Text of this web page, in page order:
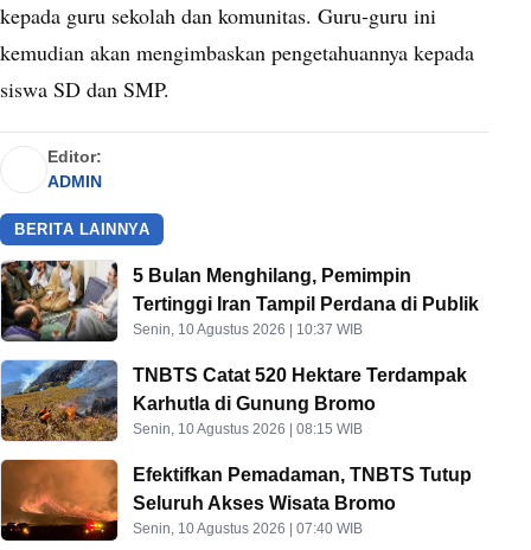
kepada guru sekolah dan komunitas. Guru-guru ini
kemudian akan mengimbaskan pengetahuannya kepada
siswa SD dan SMP.
Editor:
ADMIN
BERITA LAINNYA
5 Bulan Menghilang, Pemimpin
Tertinggi Iran Tampil Perdana di Publik
Senin, 10 Agustus 2026 | 10:37 WIB
TNBTS Catat 520 Hektare Terdampak
Karhutla di Gunung Bromo
Senin, 10 Agustus 2026 | 08:15 WIB
Efektifkan Pemadaman, TNBTS Tutup
Seluruh Akses Wisata Bromo
Senin, 10 Agustus 2026 | 07:40 WIB